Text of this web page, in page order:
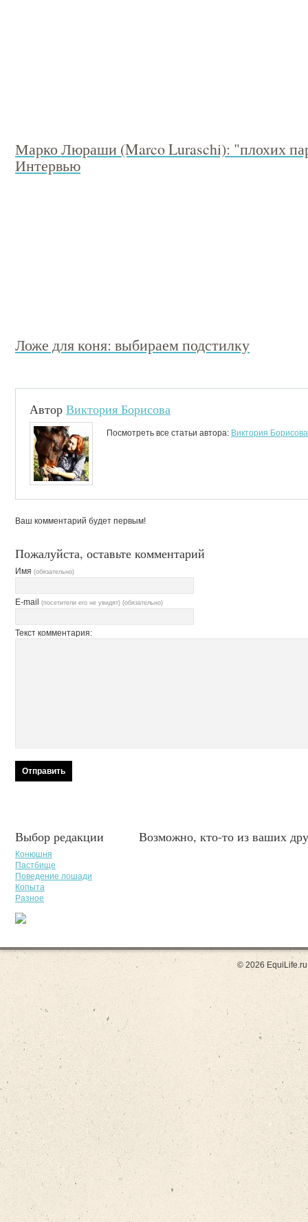
Марко Люраши (Marco Luraschi): "плохих
Интервью
Ложе для коня: выбираем подстилку
Автор Виктория Борисова
Посмотреть все статьи автора: Виктория Борисова
Ваш комментарий будет первым!
Пожалуйста, оставьте комментарий
Имя (обязательно)
E-mail (посетители его не увидят) (обязательно)
Текст комментария:
Выбор редакции
Конюшня
Пастбище
Поведение лошади
Копыта
Разное
Возможно, кто-то из ваших
© 2026